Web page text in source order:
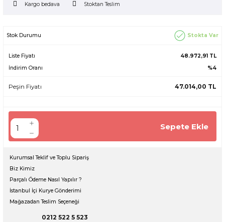
Kargo bedava Stoktan Teslim
Stok Durumu Stokta Var
Liste Fiyatı
48.972,91 TL
İndirim Oranı
%4
Peşin Fiyatı 47.014,00 TL
Sepete Ekle
Kurumsal Teklif ve Toplu Sipariş
Biz Kimiz
Parçalı Ödeme Nasıl Yapılır ?
İstanbul İçi Kurye Gönderimi
Mağazadan Teslim Seçeneği
0212 522 5 523